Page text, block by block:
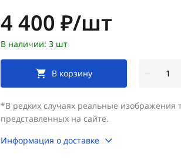
Цена:
4 400 ₽/шт
В наличии: 3 шт
В корзину
*В редких случаях реальные изображения
представленных на сайте.
Информация о доставке